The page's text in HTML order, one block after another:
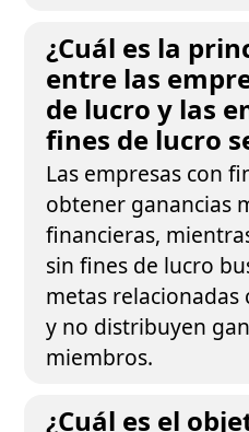
¿Cuál es la
entre las
de lucro y las
fines de lucro
Las empresas con
obtener ganancias
financieras,
sin fines de lucro
metas
y no distribuyen
miembros.
¿Cuál es el